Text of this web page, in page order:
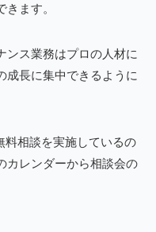
ます。
ンス業務はプロの人材に
成長に集中できるように
料相談を実施しているの
カレンダーから相談会の